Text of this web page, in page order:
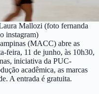
Mallozi (foto fernanda
instagram)
(MACC) abre as
feira, 11 de junho, às 10h30,
iniciativa da PUC-
acadêmica, as marcas
A entrada é gratuita.